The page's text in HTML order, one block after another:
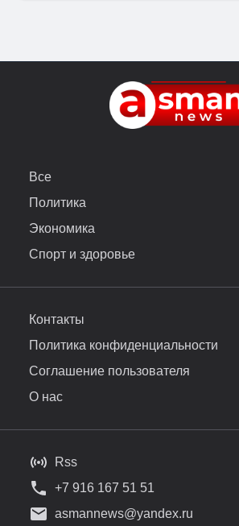
Все
Политика
Экономика
Спорт и здоровье
Контакты
Политика конфиденциальности
Соглашение пользователя
О нас
Rss
+7 916 167 51 51
asmannews@yandex.ru